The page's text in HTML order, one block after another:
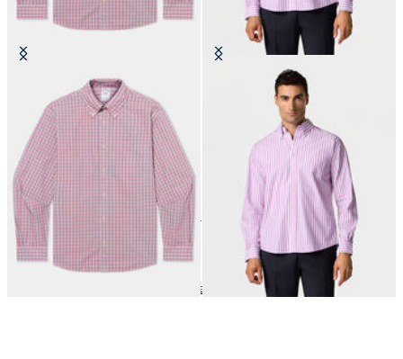
Chemise Friday Regular Fit en
Popeline avec Col Button Down
CHF 115.50
Chemise Friday Regular Fit à Col
Button Down
14de14produits
Acheter par typeChemises Friday